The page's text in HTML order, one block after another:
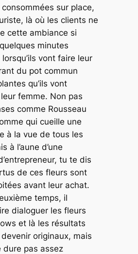
sur place,
là où les clients ne
cette ambiance si
minutes
vont faire leur
du pot commun
qu’ils vont
femme. Non pas
comme Rousseau
qui cueille une
à la vue de tous les
à l’aune d’une
tu te dis
de ces fleurs sont
avant leur achat.
temps, il
dialoguer les fleurs
et là les résultats
originaux, mais
dure pas assez